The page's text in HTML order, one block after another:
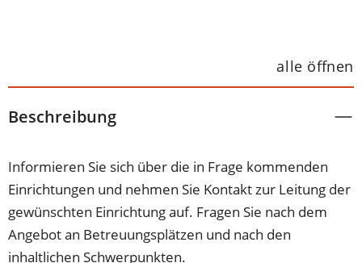
alle öffnen
Beschreibung
Informieren Sie sich über die in Frage kommenden
Einrichtungen und nehmen Sie Kontakt zur Leitung der
gewünschten Einrichtung auf. Fragen Sie nach dem
Angebot an Betreuungsplätzen und nach den
inhaltlichen Schwerpunkten.